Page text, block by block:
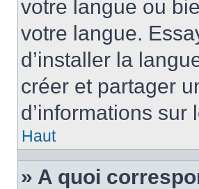
votre langue ou
votre langue.
d’installer la
créer et partager
d’informations
Haut
» A quoi